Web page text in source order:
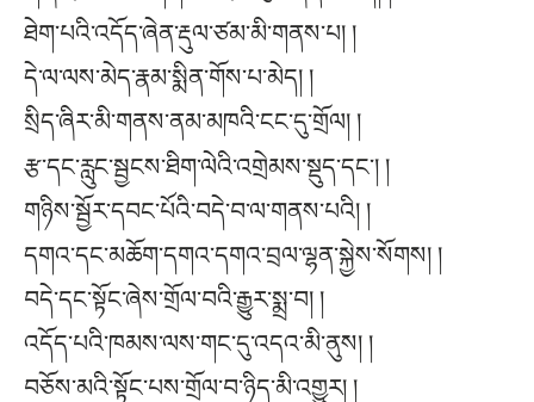
ཐེག་པའི་འདོད་ཞེན་རྡུལ་ཙམ་མི་གནས་པ། །
དེ་ལ་ལས་མེད་རྣམ་སྨིན་གོས་པ་མེད། །
སྲིད་ཞིར་མི་གནས་ནམ་མཁའི་ངང་དུ་གྲོལ། །
རྩ་དང་རླུང་སྦྱངས་ཐིག་ལེའི་འགྲེམས་སྡུད་དང༌། །
གཉིས་སྦྱོར་དབང་པོའི་བདེ་བ་ལ་གནས་པའི། །
དགའ་དང་མཆོག་དགའ་དགའ་བྲལ་ལྷན་སྐྱེས་སོགས། །
བདེ་དང་སྟོང་ཞེས་གྲོལ་བའི་རྒྱུར་སྨྲ་བ། །
འདོད་པའི་ཁམས་ལས་གང་དུ་འདའ་མི་ནུས། །
བཅོས་མའི་སྟོང་པས་གྲོལ་བ་ཉིད་མི་འགྱུར། །